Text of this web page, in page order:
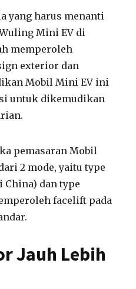
yang harus menanti
Mini EV di
memperoleh
exterior dan
Mobil Mini EV ini
untuk dikemudikan
pemasaran Mobil
2 mode, yaitu type
China) dan type
facelift pada
Jauh Lebih